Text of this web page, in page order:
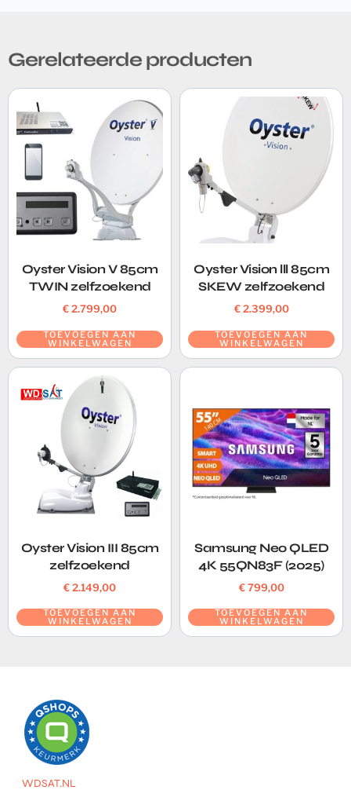
Gerelateerde producten
Oyster Vision V 85cm
TWIN zelfzoekend
€2.799,00
TOEVOEGEN AAN
WINKELWAGEN
Oyster Vision lll 85cm
SKEW zelfzoekend
€2.399,00
TOEVOEGEN AAN
WINKELWAGEN
Oyster Vision III 85cm
zelfzoekend
€2.149,00
TOEVOEGEN AAN
WINKELWAGEN
Samsung Neo QLED
4K 55QN83F (2025)
€799,00
TOEVOEGEN AAN
WINKELWAGEN
WDSAT.NL